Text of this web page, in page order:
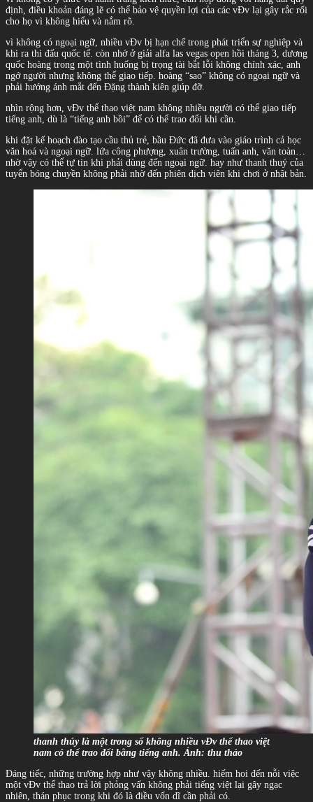
định, điều khoản đáng lẽ có thể bảo vệ quyền lợi của các vĐv lại gây rắc rối
cho họ vì không hiểu và nắm rõ.
vì không có ngoại ngữ, nhiều vĐv bị hạn chế trong phát triển sự nghiệp và
khi ra thi đấu quốc tế. còn nhớ ở giải alfa las vegas open hồi tháng 3, dương
quốc hoàng trong một tình huống bị trọng tài bắt lỗi không chính xác, anh
ngớ người nhưng không thể giao tiếp. hoàng “sao” không có ngoại ngữ và
phải hướng ánh mắt đến Đặng thành kiên giúp đỡ.
nhìn rộng hơn, vĐv thể thao việt nam không nhiều người có thể giao tiếp
tiếng anh, dù là “tiếng anh bồi” để có thể trao đổi khi cần.
khi đặt kế hoạch đào tạo cầu thủ trẻ, bầu Đức đã đưa vào giáo trình cả học
văn hoá và ngoại ngữ. lứa công phượng, xuân trường, tuấn anh, văn toàn…
nhờ vậy có thể tự tin khi phải dùng đến ngoại ngữ. hay như thanh thuý của
tuyển bóng chuyền không phải nhờ đến phiên dịch viên khi chơi ở nhật bản.
thanh thúy là một trong số không nhiều vĐv thể thao việt
nam có thể trao đổi bằng tiếng anh. Ảnh: thu thảo
Đáng tiếc, những trường hợp như vậy không nhiều. hiếm hoi đến nỗi việc
một vĐv thể thao trả lời phỏng vấn không phải tiếng việt lại gây ngạc
nhiên, thán phục trong khi đó là điều vốn dĩ cần phải có.